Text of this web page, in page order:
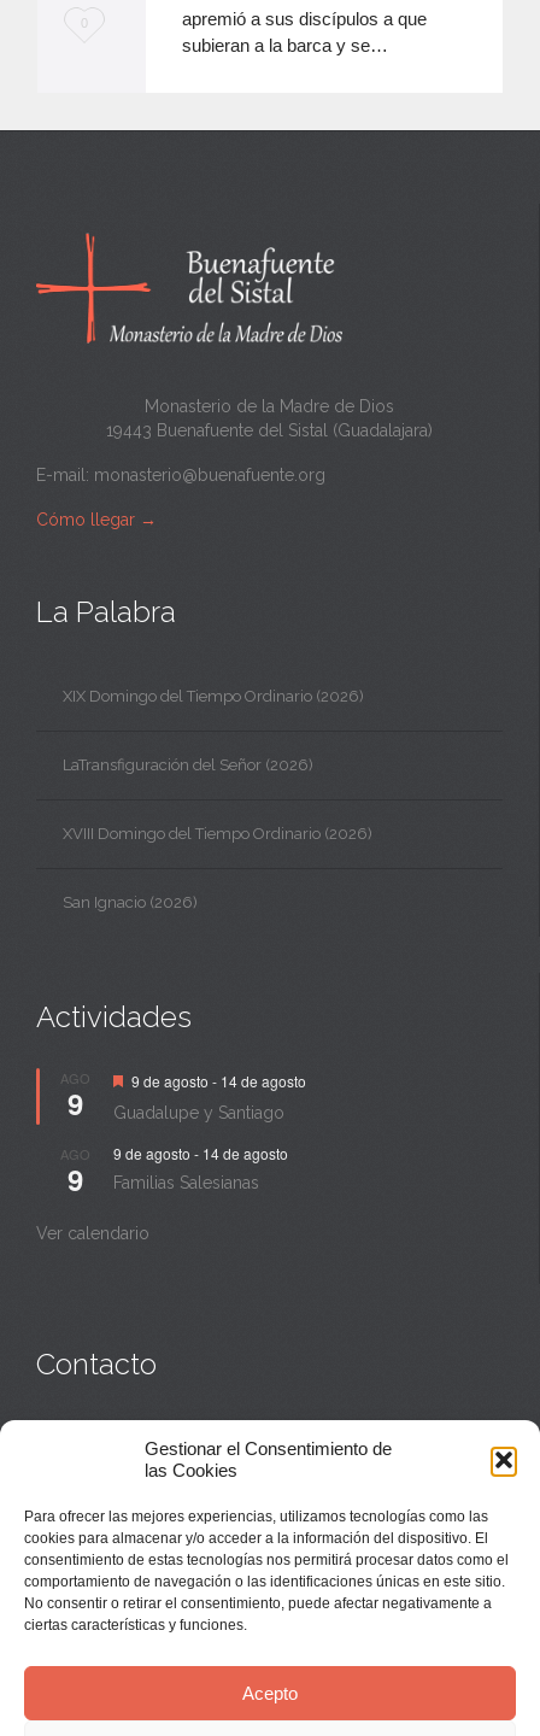
Gestionar el Consentimiento de
las Cookies
Para ofrecer las mejores experiencias, utilizamos tecnologías como las
cookies para almacenar y/o acceder a la información del dispositivo. El
consentimiento de estas tecnologías nos permitirá procesar datos como el
comportamiento de navegación o las identificaciones únicas en este sitio.
No consentir o retirar el consentimiento, puede afectar negativamente a
ciertas características y funciones.
Acepto
M
n
a
0
apremió a sus discípulos a que
subieran a la barca y se…
Monasterio de la Madre de Dios
19443 Buenafuente del Sistal (Guadalajara)
E-mail: monasterio@buenafuente.org
Cómo llegar →
La Palabra
XIX Domingo del Tiempo Ordinario (2026)
LaTransfiguración del Señor (2026)
XVIII Domingo del Tiempo Ordinario (2026)
San Ignacio (2026)
Actividades
AGO
9
Destacado
9 de agosto - 14 de agosto
Guadalupe y Santiago
AGO
9
9 de agosto - 14 de agosto
Familias Salesianas
Ver calendario
Contacto
Casa de acogida:609 423 521o949 835 058
Parroquia y sacerdotes:949 835 111
Monasterio:monasterio@buenafuente.org
Información:informacion@buenafuente.org
Casa de acogida:
acogida@buenafuente.org
Ángel Moreno:angel@buenafuente.org